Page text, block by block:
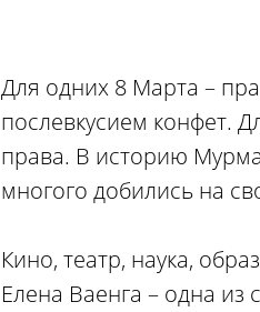
Для одних 8 Марта –
послевкусием конфет.
права. В историю
многого добились на
Кино, театр, наука,
Елена Ваенга – одна